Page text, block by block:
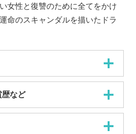
女性と復讐のために全てをかけ
命のスキャンダルを描いたドラ
歴など